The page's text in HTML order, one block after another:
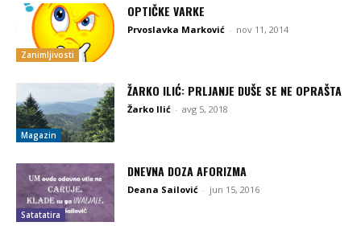
Zanimljivosti
OPTIČKE VARKE
Prvoslavka Marković - nov 11, 2014
Magazin
ŽARKO ILIĆ: PRLJANJE DUŠE SE NE OPRAŠTA
Žarko Ilić - avg 5, 2018
Satatatira
DNEVNA DOZA AFORIZMA
Deana Sailović - jun 15, 2016